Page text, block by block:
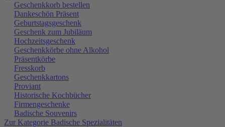
Geschenkkorb bestellen
Dankeschön Präsent
Geburtstagsgeschenk
Geschenk zum Jubiläum
Hochzeitsgeschenk
Geschenkkörbe ohne Alkohol
Präsentkörbe
Fresskorb
Geschenkkartons
Proviant
Historische Kochbücher
Firmengeschenke
Badische Souvenirs
Zur Kategorie Badische Spezialitäten